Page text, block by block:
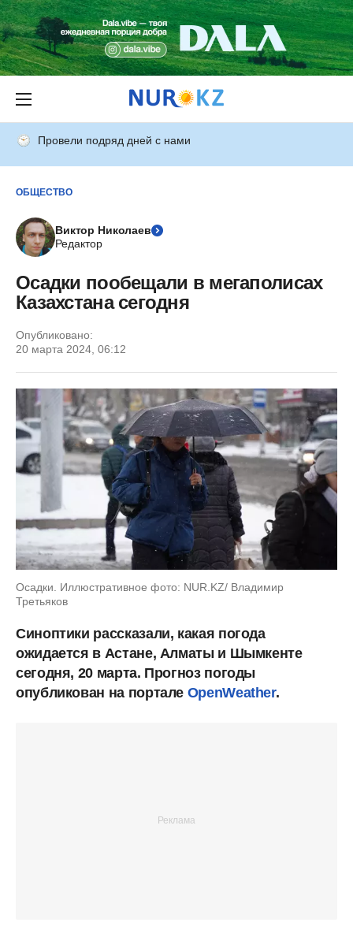
Провели подряд дней с нами
ОБЩЕСТВО
Виктор Николаев
Редактор
Осадки пообещали в мегаполисах
Казахстана сегодня
Опубликовано:
20 марта 2024, 06:12
Осадки. Иллюстративное фото: NUR.KZ/ Владимир
Третьяков
Синоптики рассказали, какая погода
ожидается в Астане, Алматы и Шымкенте
сегодня, 20 марта. Прогноз погоды
опубликован на портале OpenWeather.